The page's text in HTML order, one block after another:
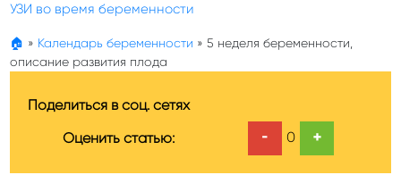
УЗИ во время беременности
🏠 » Календарь беременности » 5 неделя беременности,
описание развития плода
Поделиться в соц. сетях
Оценить статью:
- 0 +